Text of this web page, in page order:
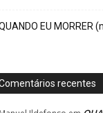
EU
recentes